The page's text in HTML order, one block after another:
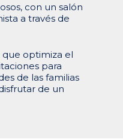
con un salón
a través de
optimiza el
para
de las familias
de un